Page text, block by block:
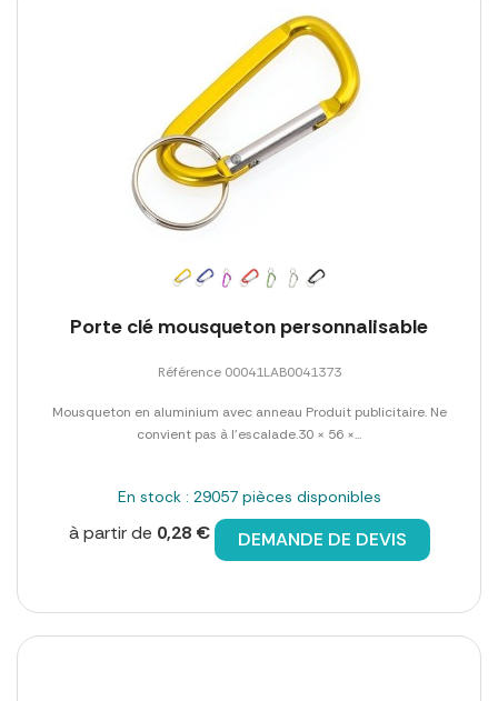
Porte clé mousqueton personnalisable
Référence 00041LAB0041373
Mousqueton en aluminium avec anneau Produit publicitaire. Ne
convient pas à l'escalade.30 × 56 ×...
En stock : 29057 pièces disponibles
à partir de 0,28 € DEMANDE DE DEVIS